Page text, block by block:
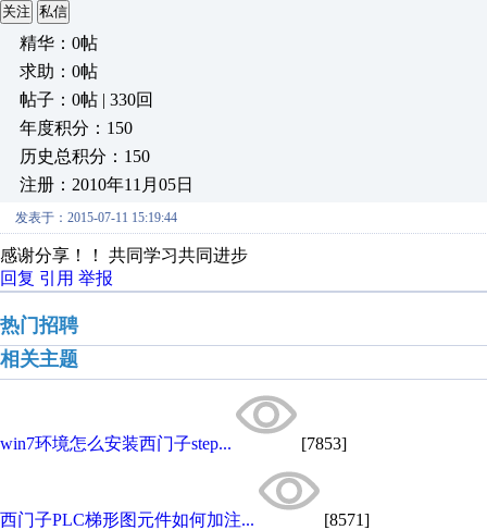
关注 私信
精华：0帖
求助：0帖
帖子：0帖 | 330回
年度积分：150
历史总积分：150
注册：2010年11月05日
发表于：2015-07-11 15:19:44
感谢分享！！ 共同学习共同进步
回复 引用 举报
热门招聘
相关主题
win7环境怎么安装西门子step... [7853]
西门子PLC梯形图元件如何加注... [8571]